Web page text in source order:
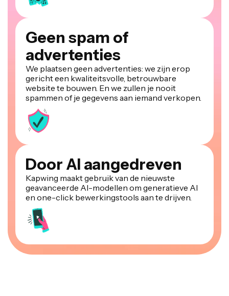
Geen spam of
advertenties
We plaatsen geen advertenties: we zijn erop
gericht een kwaliteitsvolle, betrouwbare
website te bouwen. En we zullen je nooit
spammen of je gegevens aan iemand verkopen.
Door AI aangedreven
Kapwing maakt gebruik van de nieuwste
geavanceerde AI-modellen om generatieve AI
en one-click bewerkingstools aan te drijven.